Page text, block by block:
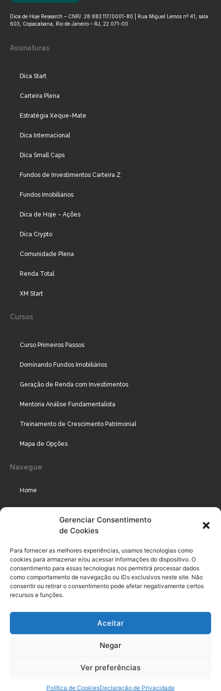
Gerenciar Consentimento
de Cookies
Para fornecer as melhores experiências, usamos tecnologias como
cookies para armazenar e/ou acessar informações do dispositivo. O
consentimento para essas tecnologias nos permitirá processar dados
como comportamento de navegação ou IDs exclusivos neste site. Não
consentir ou retirar o consentimento pode afetar negativamente certos
recursos e funções.
Aceitar
Negar
Ver preferências
Política de CookiesDeclaração de Privacidade
Dica de Hoje Research – CNPJ: 28.883.117/0001-80 | Rua Miguel Lemos nº 41, sala
603, Copacabana, Rio de Janeiro – RJ, 22.071-00
Assinaturas
Dica Start
Carteira Plena
Estratégia Xeque-Mate
Dica Internacional
Dica Small Caps
Fundos de Investimentos Carteira Z
Fundos Imobiliários
Dica de Hoje – Ações
Dica Crypto
Comunidade Plena
Renda Total
XM Start
Cursos
Curso Primeiros Passos
Dominando Fundos Imobiliários
Geração de Renda com Investimentos
Mentoria Análise Fundamentalista
Treinamento de Crescimento Patrimonial
Mapa de Opções
Navegue
Home
Podcast
Legal
Termo de uso do usuário e assinante
Termos de Uso dos Cursos